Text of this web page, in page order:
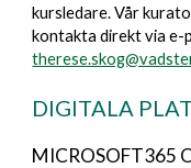
kursledare. Vår
kontakta direkt via e-
DIGITALA
MICROSOFT365